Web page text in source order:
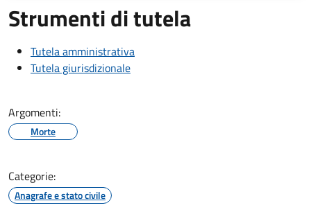
Strumenti di tutela
Tutela amministrativa
Tutela giurisdizionale
Argomenti:
Morte
Categorie:
Anagrafe e stato civile